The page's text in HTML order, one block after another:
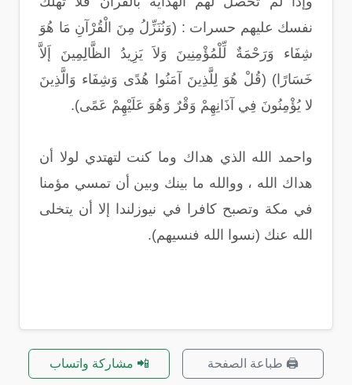
نفسك عليهم حسرات : (وَنُنَزِّلُ مِنَ الْقُرْآنِ مَا هُوَ
شِفَاء وَرَحْمَةٌ لِّلْمُؤْمِنِينَ وَلاَ يَزِيدُ الظَّالِمِينَ إَلاَّ
خَسَارًا) (قُلْ هُوَ لِلَّذِينَ آمَنُوا هُدًى وَشِفَاء وَالَّذِينَ
لا يُؤْمِنُونَ فِي آذَانِهِمْ وَقْرٌ وَهُوَ عَلَيْهِمْ عَمًى).
واحمد الله الذي هداك وما كنت لتهتدي لولا أن
هداك الله ، ووالله ما بينك وبين أن تمسي مؤمنا
في مكة وتصبح كافرا في نيوزلندا إلا أن يتخلى
الله عنك (نسوا الله فنسيهم).
🖨️ طباعة الصفحة 📲 مشاركة واتساب